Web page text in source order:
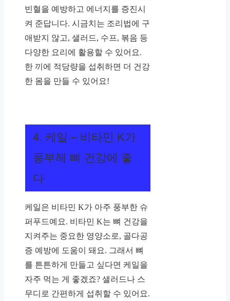
빈혈을 예방하고 에너지를 증진시
켜 준답니다. 시금치는 조리법에 구
애받지 않고, 샐러드, 수프, 볶음 등
다양한 요리에 활용할 수 있어요.
한 끼에 적당량을 섭취하면 더 건강
한 몸을 만들 수 있어요!
4. 케일 – 비타민 K가
풍부해 뼈 건강에 좋
다
케일은 비타민 K가 아주 풍부한 슈
퍼푸드예요. 비타민 K는 뼈 건강을
지켜주는 중요한 영양소로, 골다공
증 예방에 도움이 돼요. 그래서 뼈
를 튼튼하게 만들고 싶다면 케일을
자주 먹는 게 좋겠죠? 샐러드나 스
무디로 간편하게 섭취할 수 있어요.